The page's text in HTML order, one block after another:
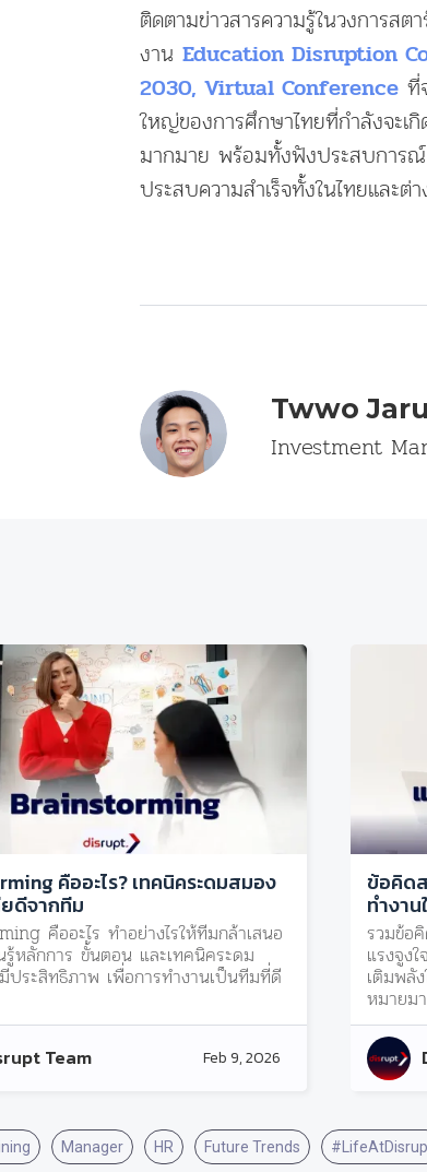
ติดตามข่าวสารความรู้ในวงการสต
งาน Education Disruption
2030, Virtual Conference ที่
ใหญ่ของการศึกษาไทยที่กำลังจะ
มากมาย พร้อมทั้งฟังประสบการ
ประสบความสำเร็จทั้งในไทยและ
Twwo
Investment
คืออะไร? เทคนิคระดมสมอง
ยดีจากทีม
คืออะไร ทำอย่างไรให้ทีมกล้าเสนอ
รู้หลักการ ขั้นตอน และเทคนิคระดม
ประสิทธิภาพ เพื่อการทำงานเป็นทีมที่ดี
Team Feb 9, 2026
ข้อคิดส
ทำงา
รวมข้อ
แรงจูง
เติมพลั
หมายม
Manager HR Future Trends